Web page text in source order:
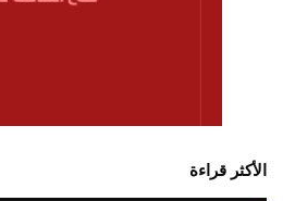
الأكثر قراءة